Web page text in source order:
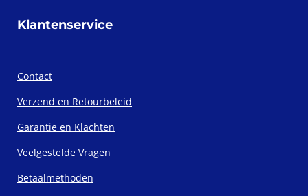
Klantenservice
Contact
Verzend en Retourbeleid
Garantie en Klachten
Veelgestelde Vragen
Betaalmethoden